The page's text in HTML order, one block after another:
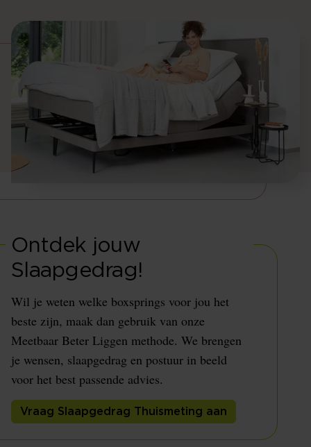
Ontdek jouw
Slaapgedrag!
Wil je weten welke boxsprings voor jou het
beste zijn, maak dan gebruik van onze
Meetbaar Beter Liggen methode. We brengen
je wensen, slaapgedrag en postuur in beeld
voor het best passende advies.
Vraag Slaapgedrag Thuismeting aan